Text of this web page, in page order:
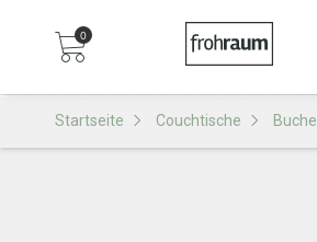
0
Startseite Couchtische Buche